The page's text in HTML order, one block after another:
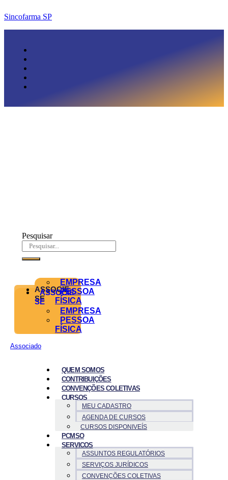
Sincofarma SP
Pesquisar
ASSOCIE-
SE
EMPRESA
PESSOA
FÍSICA
ASSOCIE-
SE
EMPRESA
PESSOA
FÍSICA
Associado
QUEM SOMOS
CONTRIBUIÇÕES
CONVENÇÕES COLETIVAS
CURSOS
MEU CADASTRO
AGENDA DE CURSOS
CURSOS DISPONIVEÍS
PCMSO
SERVICOS
ASSUNTOS REGULATÓRIOS
SERVIÇOS JURÍDICOS
CONVENÇÕES COLETIVAS